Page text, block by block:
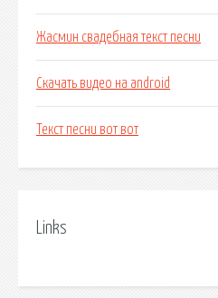
Жасмин свадебная текст песни
Скачать видео на android
Текст песни вот вот
Links